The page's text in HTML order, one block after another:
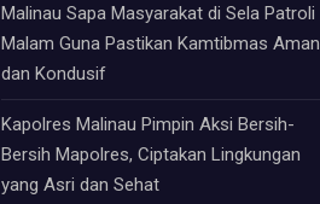
Malinau Sapa Masyarakat di Sela Patroli
Malam Guna Pastikan Kamtibmas Aman
dan Kondusif
Kapolres Malinau Pimpin Aksi Bersih-
Bersih Mapolres, Ciptakan Lingkungan
yang Asri dan Sehat